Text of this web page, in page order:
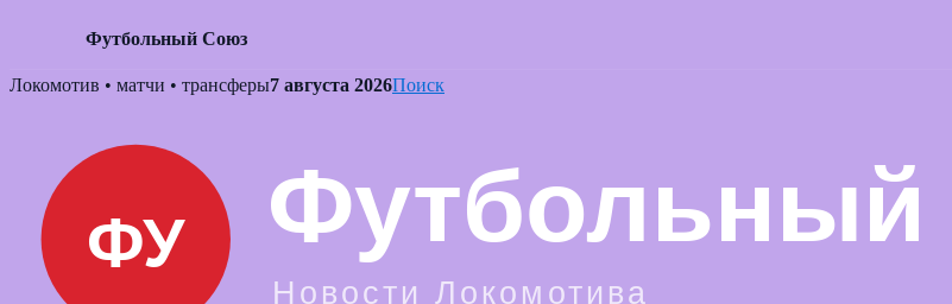
Футбольный Союз
Skip
Локомотив • матчи • трансферы7 августа 2026Поиск